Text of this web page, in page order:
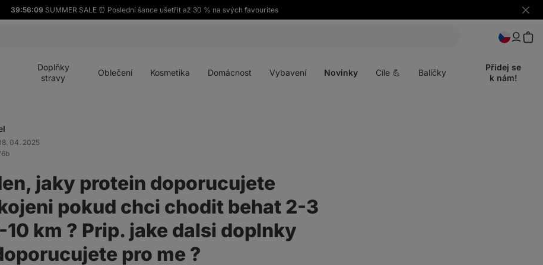
39:56:09 SUMMER SALE ⏰ Poslední šance ušetřit až 30 % na svých favourites
Skrýt
Doplňky
stravy
Oblečení Kosmetika Domácnost Vybavení Novinky Cíle 💪 Balíčky
Přidej se
k nám!
04. 2025
jaky protein doporucujete
pokud chci chodit behat 2-3
km ? Prip. jake dalsi doplnky
pro me ?